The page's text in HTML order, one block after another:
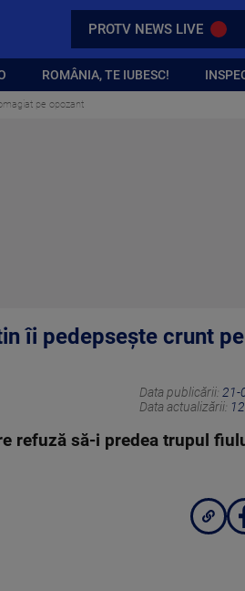
PROTV NEWS LIVE
ROMÂNIA, TE IUBESC!
pe opozant
îi pedepsește crunt
Data publicării: 21-
Data actualizării:
refuză să-i predea trupul